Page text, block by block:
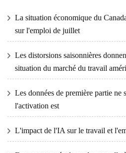
La situation économique du
sur l'emploi de juillet
Les distorsions saisonnières
situation du marché du travail
Les données de première partie
l'activation est
L'impact de l'IA sur le travail et